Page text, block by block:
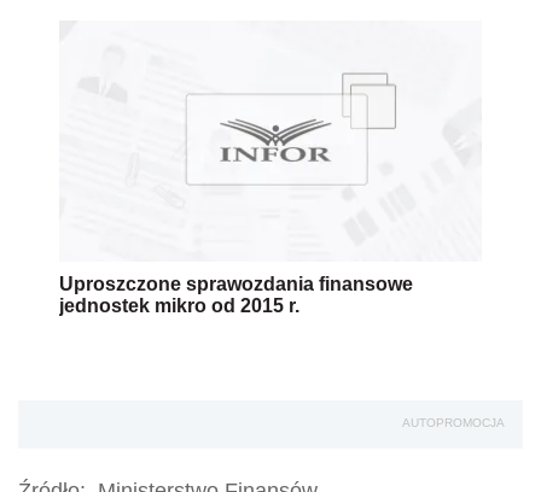
Uproszczone sprawozdania finansowe
jednostek mikro od 2015 r.
AUTOPROMOCJA